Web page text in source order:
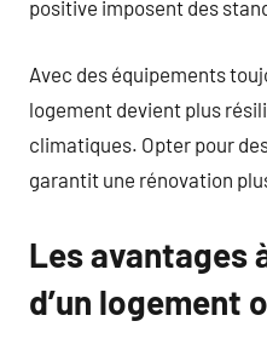
positive imposent des
Avec des équipements
logement devient plus
climatiques. Opter pour
garantit une rénovation
Les avantages
d’un logement